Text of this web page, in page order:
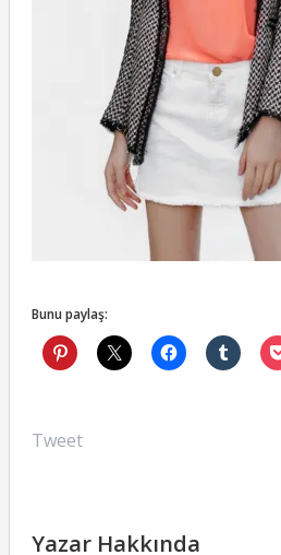
Bunu paylaş:
Tweet
Yazar Hakkında